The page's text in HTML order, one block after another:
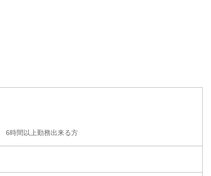
間以上勤務出来る方